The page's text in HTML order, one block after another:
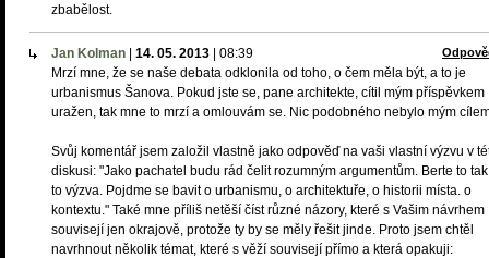
zbabělost.
Jan Kolman 14. 05. 2013 08:39
Mrzí mne, že se naše debata odklonila od toho, o čem měla být, a to je
urbanismus Šanova. Pokud jste se, pane architekte, cítil mým příspěvkem
uražen, tak mne to mrzí a omlouvám se. Nic podobného nebylo mým
Svůj komentář jsem založil vlastně jako odpověď na vaši vlastní výzvu v
diskusi: "Jako pachatel budu rád čelit rozumným argumentům. Berte to
to výzva. Pojdme se bavit o urbanismu, o architektuře, o historii místa. o
kontextu." Také mne příliš netěší číst různé názory, které s Vašim návrhem
souvisejí jen okrajově, protože ty by se měly řešit jinde. Proto jsem chtěl
navrhnout několik témat, které s věží souvisejí přímo a která opakuji: